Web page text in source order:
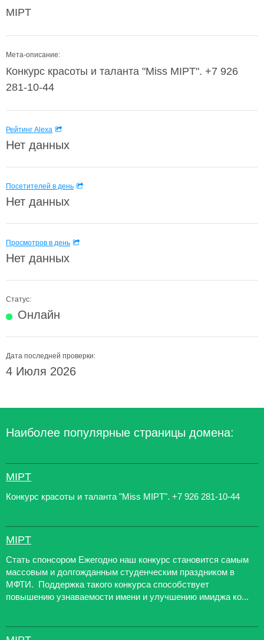
MIPT
Мета-описание:
Конкурс красоты и таланта "Miss MIPT". +7 926
281-10-44
Рейтинг Alexa
Нет данных
Посетителей в день
Нет данных
Просмотров в день
Нет данных
Статус:
Онлайн
Дата последней проверки:
4 Июля 2026
Наиболее популярные страницы домена:
MIPT
Конкурс красоты и таланта "Miss MIPT". +7 926 281-10-44
MIPT
Стать спонсором Ежегодно наш конкурс становится самым
массовым и долгожданным студенческим праздником в
МФТИ. Поддержка такого конкурса способствует
повышению узнаваемости имени и улучшению имиджа ко...